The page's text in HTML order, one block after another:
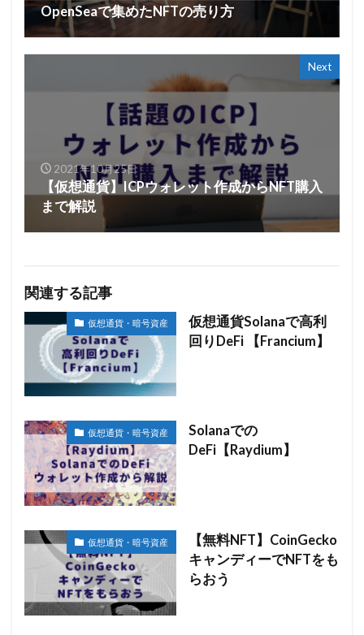
OpenSeaで集めたNFTの売り方
Next
2021年10月25日
【仮想通貨】ICPウォレット作成からNFT購入
まで解説
関連する記事
仮想通貨・暗号資産
仮想通貨Solanaで高利
回りDeFi 【Francium】
仮想通貨・暗号資産
Solanaでの
DeFi【Raydium】
仮想通貨・暗号資産
【無料NFT】CoinGecko
キャンディーでNFTをも
らおう